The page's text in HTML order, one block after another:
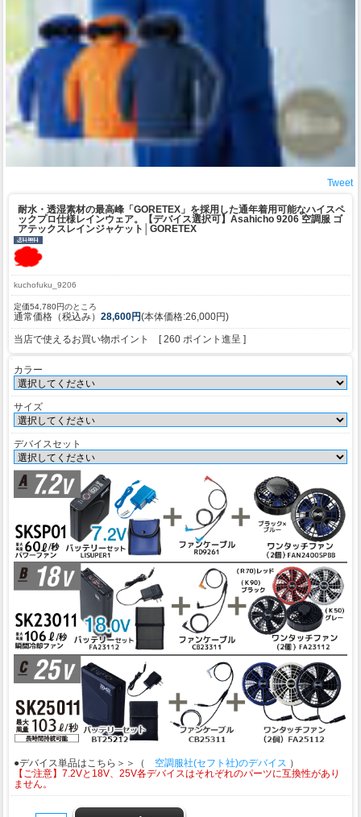
Tweet
耐水・透湿素材の最高峰「GORETEX」を採用した通年着用可能なハイスペ
ックプロ仕様レインウェア。
【デバイス選択可】Asahicho 9206 空調服 ゴ
アテックスレインジャケット│GORETEX
kuchofuku_9206
定価54,780円のところ
通常価格（税込み） 28,600円(本体価格:26,000円)
当店で使えるお買い物ポイント [ 260 ポイント進呈 ]
カラー
サイズ
デバイスセット
●デバイス単品はこちら＞＞（ 空調服社(セフト社)のデバイス ）
【ご注意】7.2Vと18V、25V各デバイスはそれぞれのパーツに互換性があり
ません。